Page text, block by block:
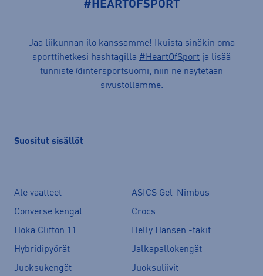
#HEARTOFSPORT
Jaa liikunnan ilo kanssamme! Ikuista sinäkin oma
sporttihetkesi hashtagilla #HeartOfSport ja lisää
tunniste @intersportsuomi, niin ne näytetään
sivustollamme.
Suositut sisällöt
Ale vaatteet
ASICS Gel-Nimbus
Converse kengät
Crocs
Hoka Clifton 11
Helly Hansen -takit
Hybridipyörät
Jalkapallokengät
Juoksukengät
Juoksuliivit